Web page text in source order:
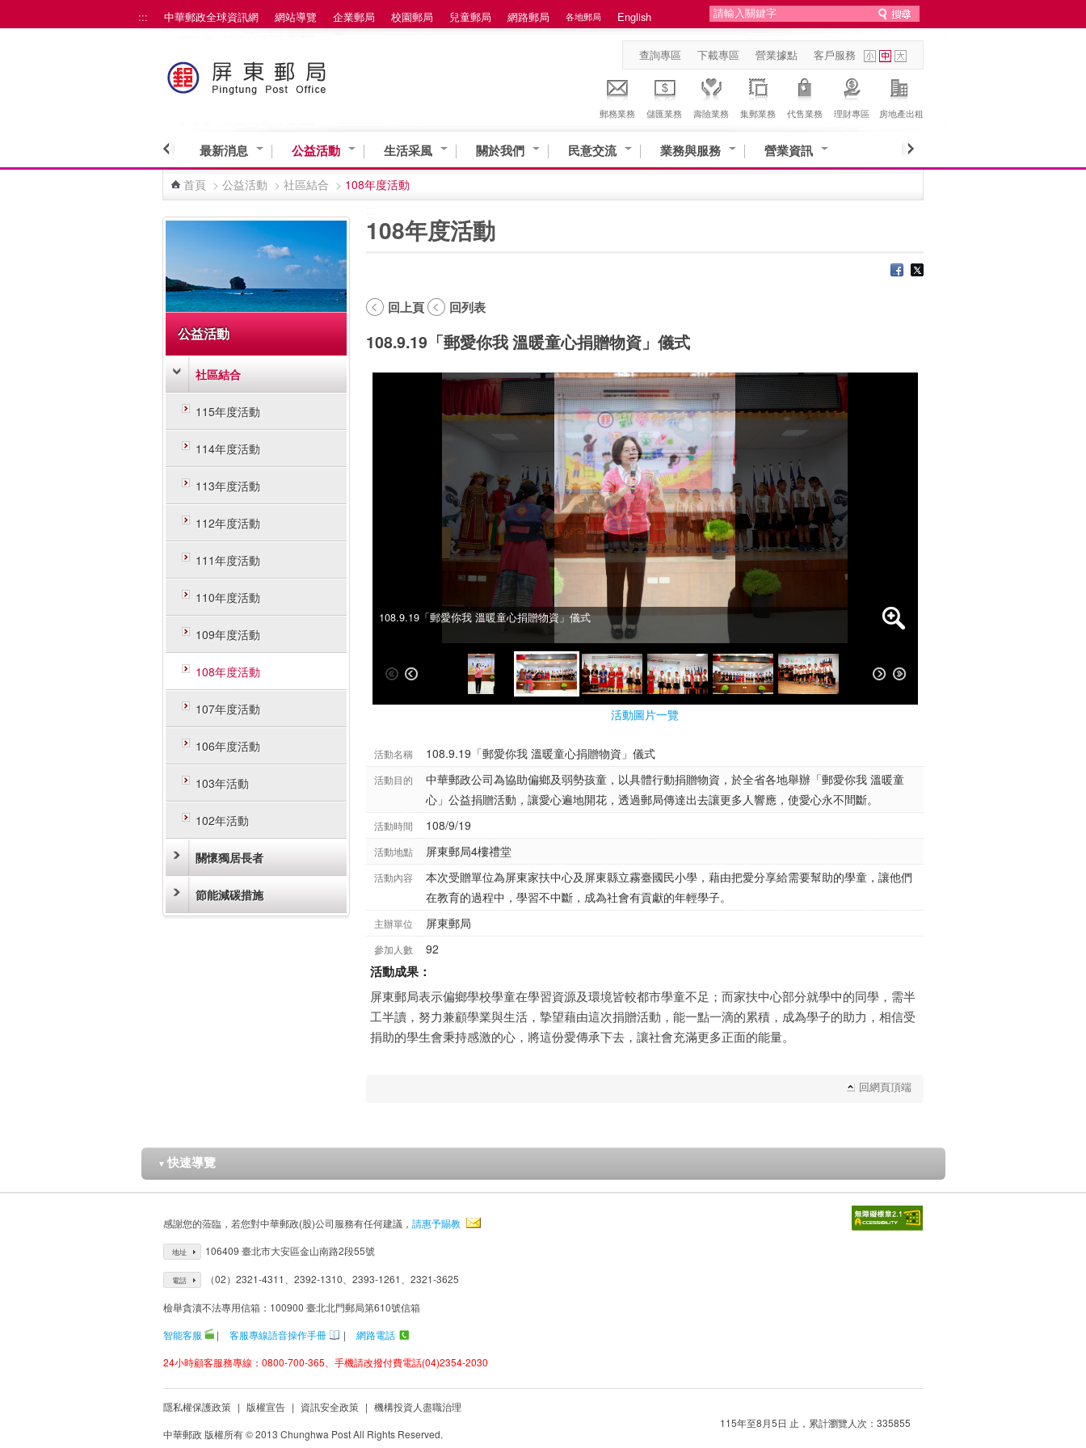
::: 中華郵政全球資訊網 網站導覽 企業郵局 校園郵局 兒童郵局 網路郵局 各地郵局 English
查詢專區 下載專區 營業據點 客戶服務
郵務業務 儲匯業務 壽險業務 集郵業務 代售業務 理財專區 房地產出租
最新消息 公益活動 生活采風 關於我們 民意交流 業務與服務 營業資訊
首頁 > 公益活動 > 社區結合 > 108年度活動
公益活動
社區結合
115年度活動
114年度活動
113年度活動
112年度活動
111年度活動
110年度活動
109年度活動
108年度活動
107年度活動
106年度活動
103年活動
102年活動
關懷獨居長者
節能減碳措施
108年度活動
回上頁 回列表
108.9.19「郵愛你我 溫暖童心捐贈物資」儀式
108.9.19「郵愛你我 溫暖童心捐贈物資」儀式
108.9.19「郵愛你我 溫暖童心捐贈物資」儀式
活動圖片一覽
活動名稱 108.9.19「郵愛你我 溫暖童心捐贈物資」儀式
活動目的
中華郵政公司為協助偏鄉及弱勢孩童，以具體行動捐贈物資，於全省各地舉辦「郵愛你我 溫暖童
心」公益捐贈活動，讓愛心遍地開花，透過郵局傳達出去讓更多人響應，使愛心永不間斷。
活動時間 108/9/19
活動地點 屏東郵局4樓禮堂
活動內容
本次受贈單位為屏東家扶中心及屏東縣立霧臺國民小學，藉由把愛分享給需要幫助的學童，讓他們
在教育的過程中，學習不中斷，成為社會有貢獻的年輕學子。
主辦單位 屏東郵局
參加人數 92
活動成果：
屏東郵局表示偏鄉學校學童在學習資源及環境皆較都市學童不足；而家扶中心部分就學中的同學，需半
工半讀，努力兼顧學業與生活，摯望藉由這次捐贈活動，能一點一滴的累積，成為學子的助力，相信受
捐助的學生會秉持感激的心，將這份愛傳承下去，讓社會充滿更多正面的能量。
回網頁頂端
▼ 快速導覽
感謝您的蒞臨，若您對中華郵政(股)公司服務有任何建議， 請惠予賜教
地址 106409 臺北市大安區金山南路2段55號
電話 （02）2321-4311、2392-1310、2393-1261、2321-3625
檢舉貪瀆不法專用信箱：100900 臺北北門郵局第610號信箱
智能客服
| 客服專線語音操作手冊 |
網路電話
24小時顧客服務專線：0800-700-365、手機請改撥付費電話(04)2354-2030
隱私權保護政策 | 版權宣告 | 資訊安全政策 | 機構投資人盡職治理
中華郵政 版權所有 © 2013 Chunghwa Post All Rights Reserved.
115年至8月5日 止，累計瀏覽人次：335855